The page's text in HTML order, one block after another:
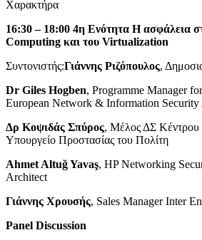
Χαρακτήρα
16:30 – 18:00 4η Ενότητα Η ασφάλεια
Computing και του Virtualization
Συντονιστής:Γιάννης Ριζόπουλος,
Dr Giles Hogben, Programme Manager
European Network & Information
Δρ Κοψιδάς Σπύρος, Μέλος ΔΣ
Υπουργείο Προστασίας του Πολίτη
Ahmet Altuğ Yavaş, HP Networking
Architect
Γιάννης Χρουσής, Sales Manager Inter
Panel Discussion